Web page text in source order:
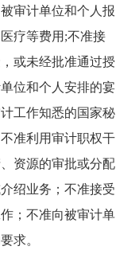
审计单位和个人报
疗等费用;不准接
或未经批准通过授
位和个人安排的宴
工作知悉的国家秘
准利用审计职权干
资源的审批或分配
绍业务；不准接受
；不准向被审计单
求。